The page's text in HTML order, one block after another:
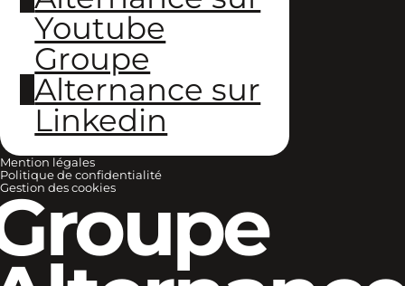
Youtube
Groupe
Alternance sur
Linkedin
Mention légales
Politique de confidentialité
Gestion des cookies